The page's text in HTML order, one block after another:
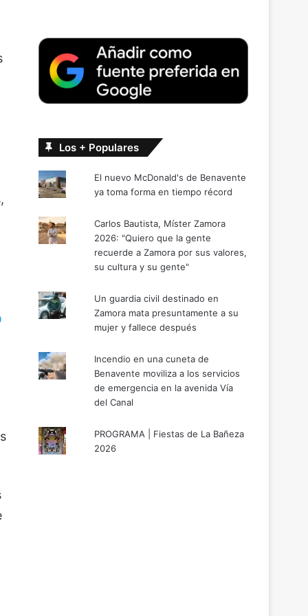
Los + Populares
El nuevo McDonald's de Benavente
ya toma forma en tiempo récord
Carlos Bautista, Míster Zamora
2026: "Quiero que la gente
recuerde a Zamora por sus valores,
su cultura y su gente"
Un guardia civil destinado en
Zamora mata presuntamente a su
mujer y fallece después
Incendio en una cuneta de
Benavente moviliza a los servicios
de emergencia en la avenida Vía
del Canal
PROGRAMA | Fiestas de La Bañeza
2026